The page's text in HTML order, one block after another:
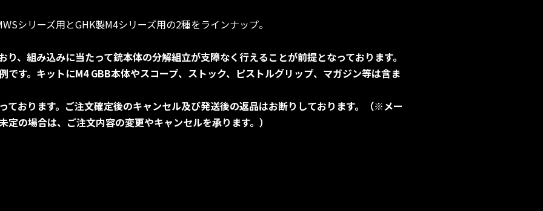
シリーズ用とGHK製M4シリーズ用の2種をラインナップ。
、組み込みに当たって銃本体の分解組立が支障なく行えることが前提となっております。
す。キットにM4 GBB本体やスコープ、ストック、ピストルグリップ、マガジン等は含ま
おります。ご注文確定後のキャンセル及び発送後の返品はお断りしております。（※メー
の場合は、ご注文内容の変更やキャンセルを承ります。）